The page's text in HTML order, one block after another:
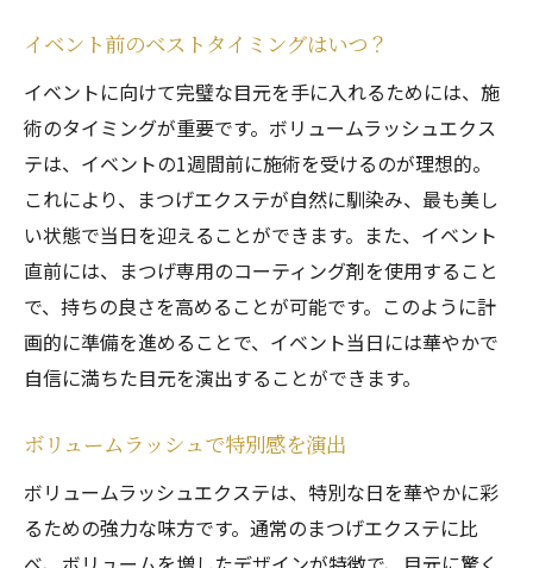
イベント前のベストタイミングはいつ？
イベントに向けて完璧な目元を手に入れるためには、施
術のタイミングが重要です。ボリュームラッシュエクス
テは、イベントの1週間前に施術を受けるのが理想的。
これにより、まつげエクステが自然に馴染み、最も美し
い状態で当日を迎えることができます。また、イベント
直前には、まつげ専用のコーティング剤を使用すること
で、持ちの良さを高めることが可能です。このように計
画的に準備を進めることで、イベント当日には華やかで
自信に満ちた目元を演出することができます。
ボリュームラッシュで特別感を演出
ボリュームラッシュエクステは、特別な日を華やかに彩
るための強力な味方です。通常のまつげエクステに比